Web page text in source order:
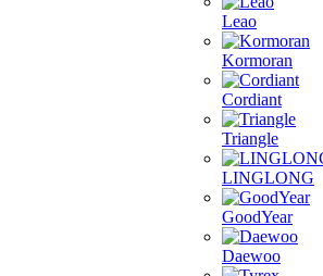
Leao
Kormoran
Cordiant
Triangle
LINGLONG
GoodYear
Daewoo